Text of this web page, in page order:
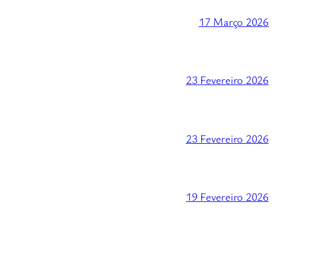
17 Março 2026
23 Fevereiro 2026
23 Fevereiro 2026
19 Fevereiro 2026